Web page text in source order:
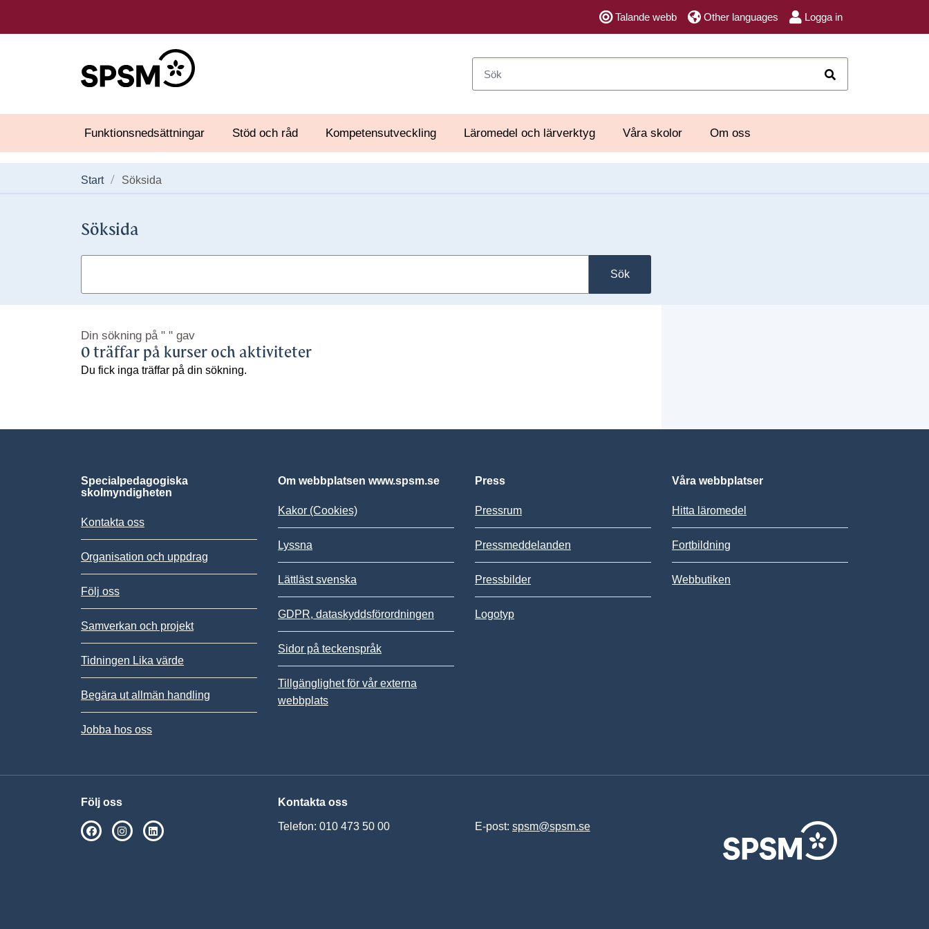
Talande webb Other languages Logga in
Funktionsnedsättningar Stöd och råd Kompetensutveckling Läromedel och lärverktyg Våra skolor Om oss
Start Söksida
Söksida
Sök
Din sökning på " " gav
0 träffar på kurser och aktiviteter
Du fick inga träffar på din sökning.
Specialpedagogiska
skolmyndigheten
Kontakta oss
Organisation och uppdrag
Följ oss
Samverkan och projekt
Tidningen Lika värde
Begära ut allmän handling
Jobba hos oss
Om webbplatsen www.spsm.se
Kakor (Cookies)
Lyssna
Lättläst svenska
GDPR, dataskyddsförordningen
Sidor på teckenspråk
Tillgänglighet för vår externa
webbplats
Press
Pressrum
Pressmeddelanden
Pressbilder
Logotyp
Våra webbplatser
Hitta läromedel
Fortbildning
Webbutiken
Följ oss
SPSM på Facebook
SPSM på Instagram
Kontakta oss
Telefon: 010 473 50 00 E-post: spsm@spsm.se